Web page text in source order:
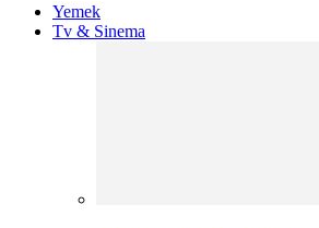
Yemek
Tv & Sinema